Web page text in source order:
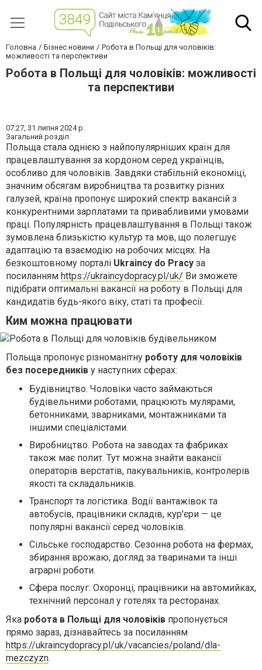
Головна Бізнес новини
Робота в Польщі для чоловіків:
можливості та перспективи
Робота в Польщі для чоловіків: можливості
та перспективи
07:27, 31 липня 2024 р.
Загальний розділ
Польща стала однією з найпопулярніших країн для
працевлаштування за кордоном серед українців,
особливо для чоловіків. Завдяки стабільній економіці,
значним обсягам виробництва та розвитку різних
галузей, країна пропонує широкий спектр вакансій з
конкурентними зарплатами та привабливими умовами
праці. Популярність працевлаштування в Польщі також
зумовлена близькістю культур та мов, що полегшує
адаптацію та взаємодію на робочих місцях. На
безкоштовному порталі Ukraincy do Pracy за
посиланням https://ukraincydopracy.pl/uk/ Ви зможете
підібрати оптимальні вакансії на роботу в Польщі для
кандидатів будь-якого віку, статі та професії.
Ким можна працювати
Польща пропонує різноманітну роботу для чоловіків
без посередників у наступних сферах:
Будівництво. Чоловіки часто займаються
будівельними роботами, працюють мулярами,
бетонниками, зварниками, монтажниками та
іншими спеціалістами.
Виробництво. Робота на заводах та фабриках
також має попит. Тут можна знайти вакансії
операторів верстатів, пакувальників, контролерів
якості та складальників.
Транспорт та логістика. Водії вантажівок та
автобусів, працівники складів, кур'єри — це
популярні вакансії серед чоловіків.
Сільське господарство. Сезонна робота на фермах,
збирання врожаю, догляд за тваринами та інші
аграрні роботи.
Сфера послуг. Охоронці, працівники на автомийках,
технічний персонал у готелях та ресторанах.
Яка робота в Польщі для чоловіків пропонується
прямо зараз, дізнавайтесь за посиланням
https://ukraincydopracy.pl/uk/vacancies/poland/dla-
mezczyzn.